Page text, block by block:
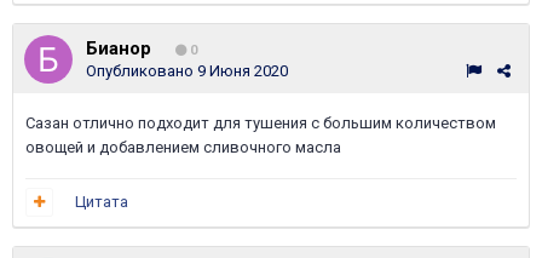
Бианор 0
Опубликовано 9 Июня 2020
Сазан отлично подходит для тушения с большим количеством
овощей и добавлением сливочного масла
Цитата